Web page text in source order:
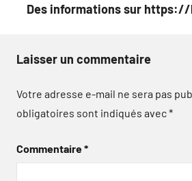
Des informations sur
Laisser un commentaire
Votre adresse e-mail ne sera pas
obligatoires sont indiqués avec*
Commentaire*